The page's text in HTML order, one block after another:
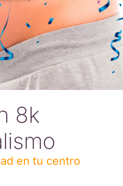
8k
en tu centro